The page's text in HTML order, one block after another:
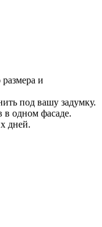
и
под вашу задумку.
в одном фасаде.
дней.